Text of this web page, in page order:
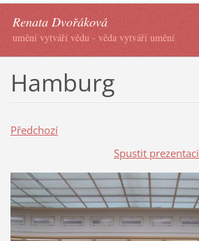
Renata Dvořáková
umění vytváří vědu - věda vytváří umění
Hamburg
Předchozí
Spustit prezentaci